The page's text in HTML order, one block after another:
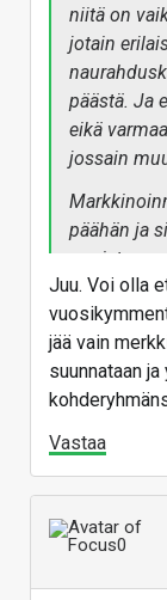
niitä on
jotain
päästä. Ja
eikä
jossain
päähän ja
@Jamboa )
Juu. Voi olla
jää vain
suunnataan
Vastaa